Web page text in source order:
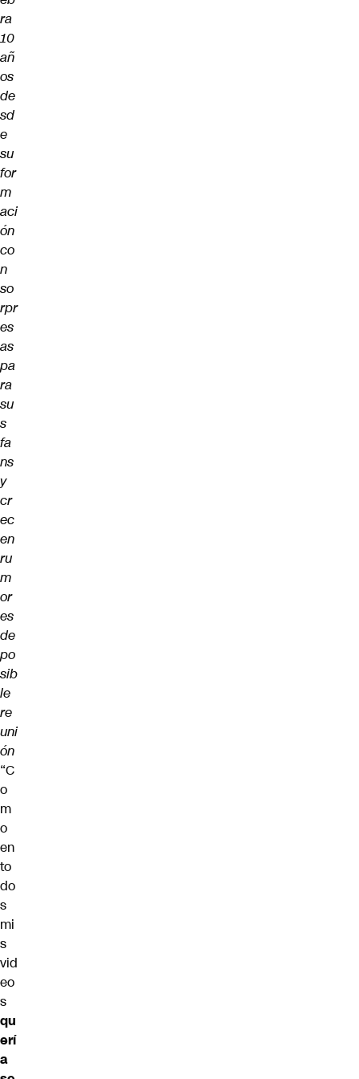
ra
10
añ
os
de
sd
e
su
for
m
aci
ón
co
n
so
rpr
es
as
pa
ra
su
s
fa
ns
y
cr
ec
en
ru
m
or
es
de
po
sib
le
re
uni
ón
“C
o
m
o
en
to
do
s
mi
s
vid
eo
s
qu
erí
a